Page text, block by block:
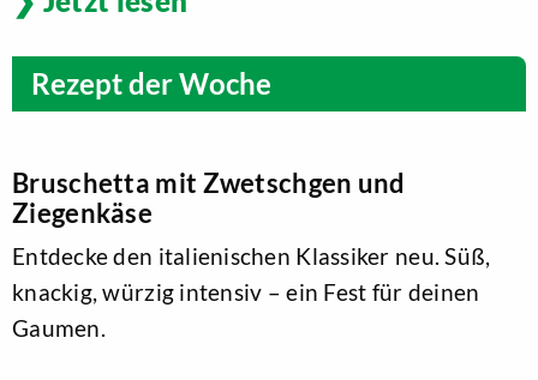
Rezept der Woche
Bruschetta mit Zwetschgen und
Ziegenkäse
Entdecke den italienischen Klassiker neu. Süß,
knackig, würzig intensiv – ein Fest für deinen
Gaumen.